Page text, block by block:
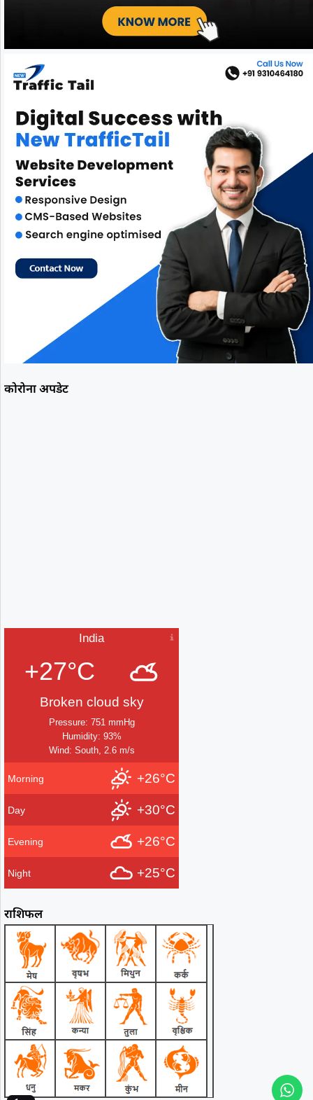
कोरोना अपडेट
India
+27°C
Broken cloud sky
Pressure: 751 mmHg
Humidity: 93%
Wind: South, 2.6 m/s
Morning +26°C
Day +30°C
Evening +26°C
Night +25°C
राशिफल